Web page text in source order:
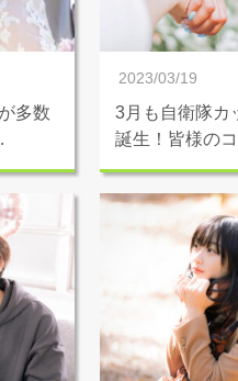
多数
2023/03/19
3月も自衛隊カ
誕生！皆様の